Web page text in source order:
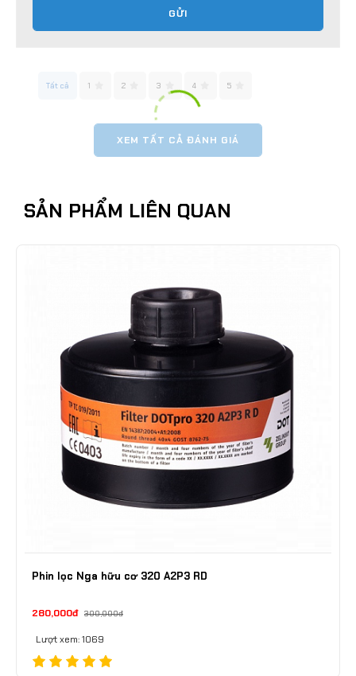
GỬI
Tất cả 1 2 3 4 5
XEM TẤT CẢ ĐÁNH GIÁ
SẢN PHẨM LIÊN QUAN
Phin lọc Nga hữu cơ 320 A2P3 RD
280,000đ 300,000đ
Lượt xem: 1069